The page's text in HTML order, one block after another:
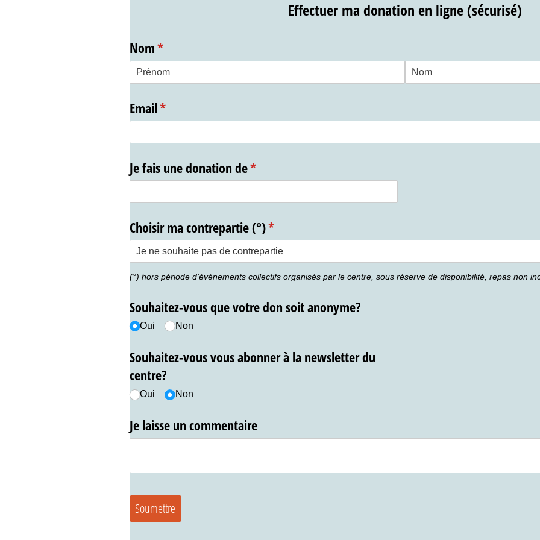
Effectuer ma donation en ligne (sécurisé)
Nom*
(requis)
Email*
(requis)
Je fais une donation de*
(requis)
Choisir ma contrepartie (°)*
(requis)
(°) hors période d’événements collectifs organisés par le centre, sous réserve de disponibilité, repas non
Souhaitez-vous que votre don soit anonyme?
Oui Non
Souhaitez-vous vous abonner à la newsletter du
centre?
Oui Non
Je laisse un commentaire
Soumettre